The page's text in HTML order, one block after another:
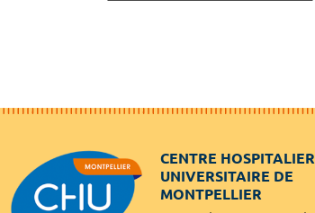
CENTRE HOSPITALIER
UNIVERSITAIRE DE
MONTPELLIER